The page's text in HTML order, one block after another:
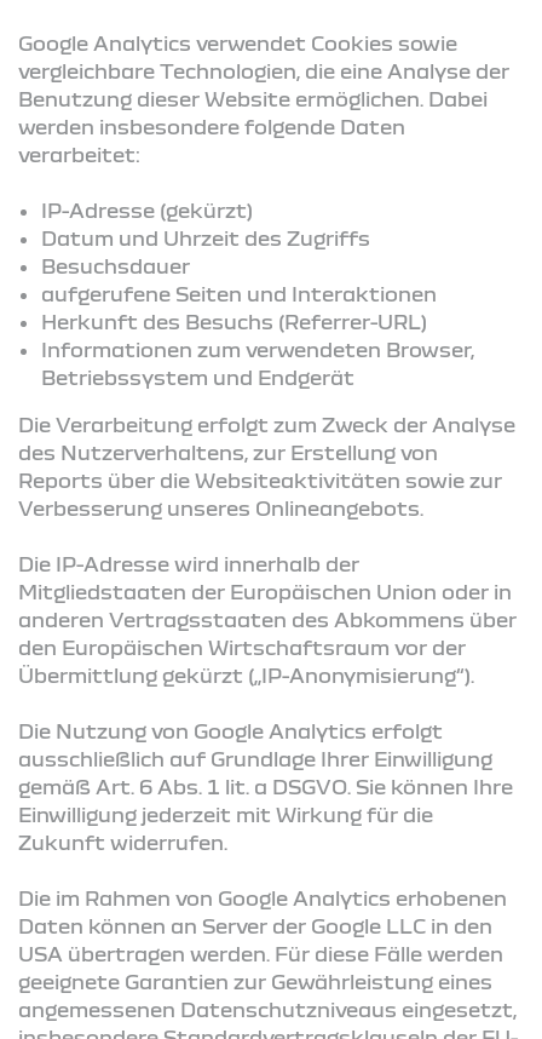
Google Analytics verwendet Cookies sowie
vergleichbare Technologien, die eine Analyse der
Benutzung dieser Website ermöglichen. Dabei
werden insbesondere folgende Daten
verarbeitet:
IP-Adresse (gekürzt)
Datum und Uhrzeit des Zugriffs
Besuchsdauer
aufgerufene Seiten und Interaktionen
Herkunft des Besuchs (Referrer-URL)
Informationen zum verwendeten Browser,
Betriebssystem und Endgerät
Die Verarbeitung erfolgt zum Zweck der Analyse
des Nutzerverhaltens, zur Erstellung von
Reports über die Websiteaktivitäten sowie zur
Verbesserung unseres Onlineangebots.
Die IP-Adresse wird innerhalb der
Mitgliedstaaten der Europäischen Union oder in
anderen Vertragsstaaten des Abkommens über
den Europäischen Wirtschaftsraum vor der
Übermittlung gekürzt („IP-Anonymisierung“).
Die Nutzung von Google Analytics erfolgt
ausschließlich auf Grundlage Ihrer Einwilligung
gemäß Art. 6 Abs. 1 lit. a DSGVO. Sie können Ihre
Einwilligung jederzeit mit Wirkung für die
Zukunft widerrufen.
Die im Rahmen von Google Analytics erhobenen
Daten können an Server der Google LLC in den
USA übertragen werden. Für diese Fälle werden
geeignete Garantien zur Gewährleistung eines
angemessenen Datenschutzniveaus eingesetzt,